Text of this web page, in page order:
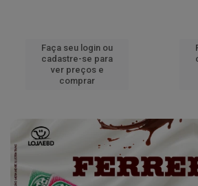
Faça seu login ou
cadastre-se para
ver preços e
comprar